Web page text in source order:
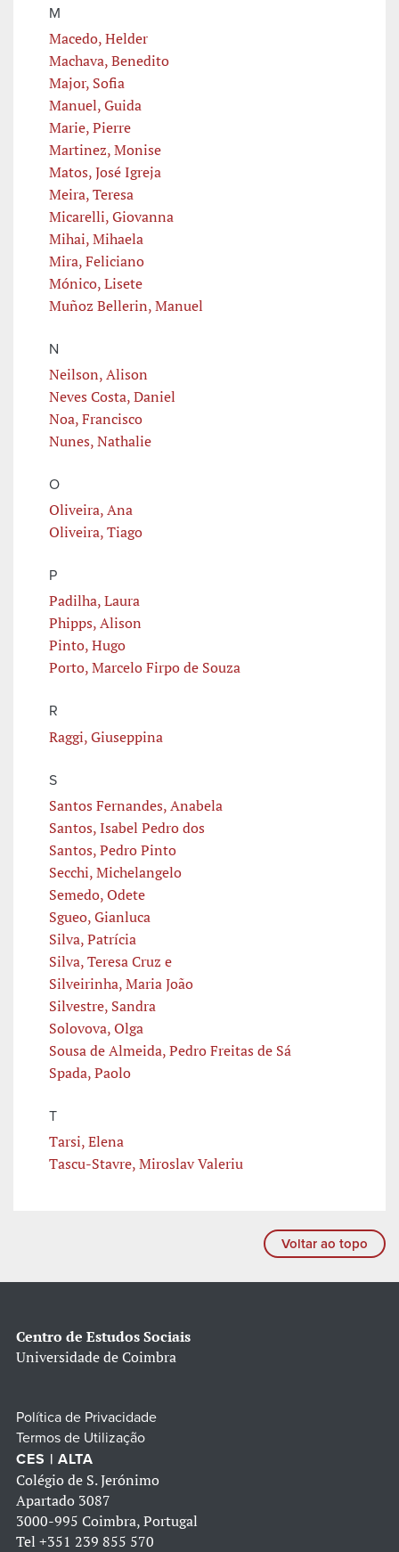
M
Macedo, Helder
Machava, Benedito
Major, Sofia
Manuel, Guida
Marie, Pierre
Martinez, Monise
Matos, José Igreja
Meira, Teresa
Micarelli, Giovanna
Mihai, Mihaela
Mira, Feliciano
Mónico, Lisete
Muñoz Bellerin, Manuel
N
Neilson, Alison
Neves Costa, Daniel
Noa, Francisco
Nunes, Nathalie
O
Oliveira, Ana
Oliveira, Tiago
P
Padilha, Laura
Phipps, Alison
Pinto, Hugo
Porto, Marcelo Firpo de Souza
R
Raggi, Giuseppina
S
Santos Fernandes, Anabela
Santos, Isabel Pedro dos
Santos, Pedro Pinto
Secchi, Michelangelo
Semedo, Odete
Sgueo, Gianluca
Silva, Patrícia
Silva, Teresa Cruz e
Silveirinha, Maria João
Silvestre, Sandra
Solovova, Olga
Sousa de Almeida, Pedro Freitas de Sá
Spada, Paolo
T
Tarsi, Elena
Tascu-Stavre, Miroslav Valeriu
Voltar ao topo
Centro de Estudos Sociais
Universidade de Coimbra
Política de Privacidade
Termos de Utilização
CES | ALTA
Colégio de S. Jerónimo
Apartado 3087
3000-995 Coimbra, Portugal
Tel +351 239 855 570